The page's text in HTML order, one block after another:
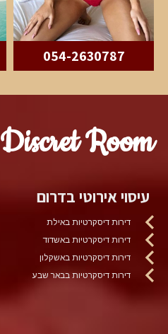
054-2630787
Discret Room
עיסוי אירוטי בדרום
דירות דיסקרטיות באילת
דירות דיסקרטיות באשדוד
דירות דיסקרטיות באשקלון
דירות דיסקרטיות בבאר שבע